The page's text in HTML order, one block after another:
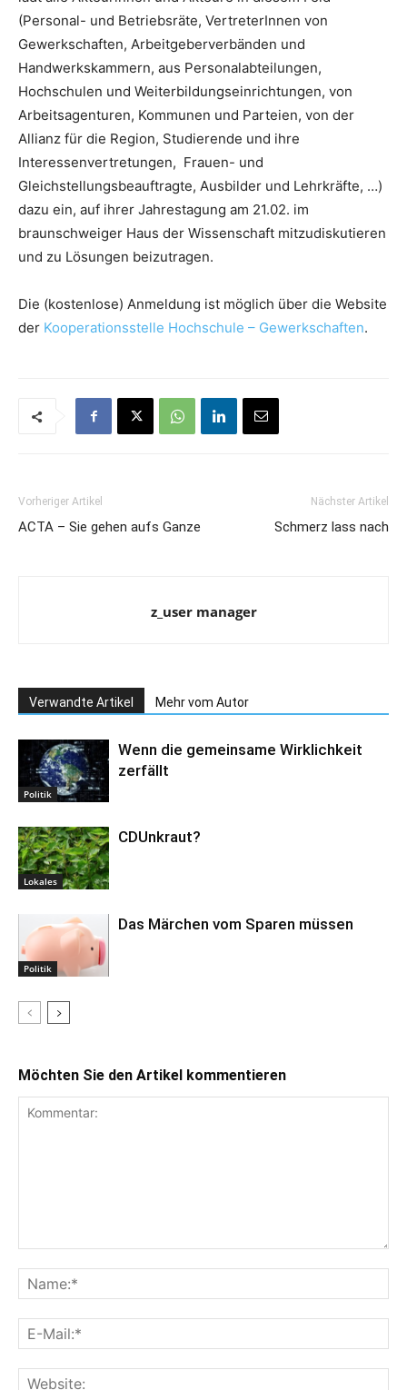
(Personal- und Betriebsräte, VertreterInnen von
Gewerkschaften, Arbeitgeberverbänden und
Handwerkskammern, aus Personalabteilungen,
Hochschulen und Weiterbildungseinrichtungen, von
Arbeitsagenturen, Kommunen und Parteien, von der
Allianz für die Region, Studierende und ihre
Interessenvertretungen, Frauen- und
Gleichstellungsbeauftragte, Ausbilder und Lehrkräfte, …)
dazu ein, auf ihrer Jahrestagung am 21.02. im
braunschweiger Haus der Wissenschaft mitzudiskutieren
und zu Lösungen beizutragen.
Die (kostenlose) Anmeldung ist möglich über die Website
der Kooperationsstelle Hochschule – Gewerkschaften.
Vorheriger Artikel
ACTA – Sie gehen aufs Ganze
Nächster Artikel
Schmerz lass nach
z_user manager
Verwandte Artikel Mehr vom Autor
Politik
Wenn die gemeinsame Wirklichkeit
zerfällt
Lokales
CDUnkraut?
Politik
Das Märchen vom Sparen müssen
Möchten Sie den Artikel kommentieren